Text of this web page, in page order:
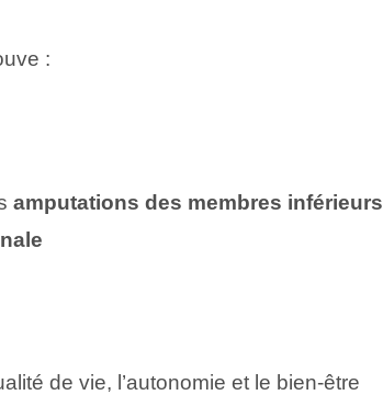
:
amputations des membres inférieurs
de vie, l’autonomie et le bien-être